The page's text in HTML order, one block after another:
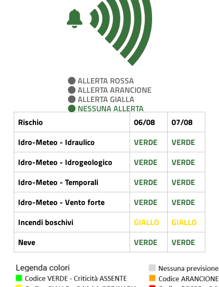
ALLERTA ROSSA
ALLERTA ARANCIONE
ALLERTA GIALLA
NESSUNA ALLERTA
Rischio
06/08
07/08
Idro-Meteo - Idraulico
VERDE
VERDE
Idro-Meteo - Idrogeologico
VERDE
VERDE
Idro-Meteo - Temporali
VERDE
VERDE
Idro-Meteo - Vento forte
VERDE
VERDE
Incendi boschivi
GIALLO
GIALLO
Neve
VERDE VERDE